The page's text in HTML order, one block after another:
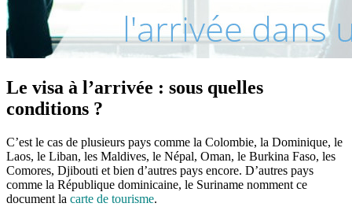
Le visa à l’arrivée : sous quelles
conditions ?
C’est le cas de plusieurs pays comme la Colombie, la Dominique, le
Laos, le Liban, les Maldives, le Népal, Oman, le Burkina Faso, les
Comores, Djibouti et bien d’autres pays encore. D’autres pays
comme la République dominicaine, le Suriname nomment ce
document la carte de tourisme.